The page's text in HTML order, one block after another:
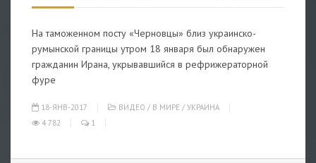
На таможенном посту «Черновцы» близ украинско-
румынской границы утром 18 января был обнаружен
гражданин Ирана, укрывавшийся в рефрижераторной
фуре
18-ЯНВ-2017 ВИДЕО / В МИРЕ / УКРАИНА
4 782
1